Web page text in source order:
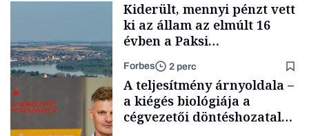
Kiderült, mennyi pénzt vett
ki az állam az elmúlt 16
évben a Paksi
Atomerőműből
Forbes 2 perc
A teljesítmény árnyoldala –
a kiégés biológiája a
cégvezetői döntéshozatal